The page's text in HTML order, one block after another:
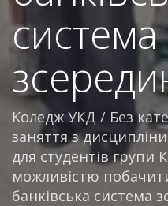
система
Коледж УКД / Без
заняття з дисципліни
для студентів групи
можливістю
банківська система